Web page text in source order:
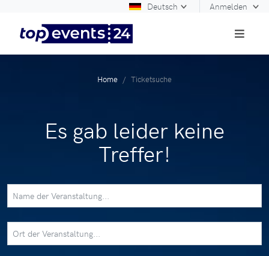
Deutsch Anmelden
Home Ticketsuche
Es gab leider keine
Treffer!